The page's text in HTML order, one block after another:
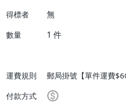
得標者 無
數量 1 件
運費規則
郵局掛號【單件運費
滿$20000免運費】
付款方式